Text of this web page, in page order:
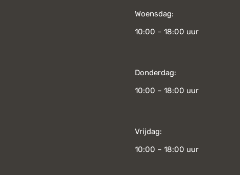
Woensdag:
10:00 – 18:00 uur
Donderdag:
10:00 – 18:00 uur
Vrijdag:
10:00 – 18:00 uur